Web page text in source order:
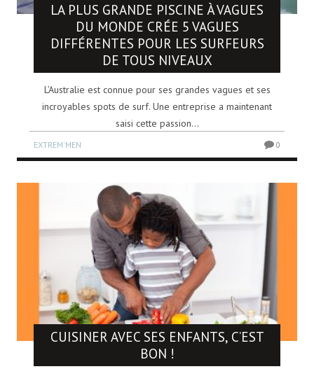
LA PLUS GRANDE PISCINE À VAGUES
DU MONDE CRÉE 5 VAGUES
DIFFÉRENTES POUR LES SURFEURS
DE TOUS NIVEAUX
L’Australie est connue pour ses grandes vagues et ses
incroyables spots de surf. Une entreprise a maintenant
saisi cette passion...
EXTREM'MEN 0
CUISINER AVEC SES ENFANTS, C’EST
BON !